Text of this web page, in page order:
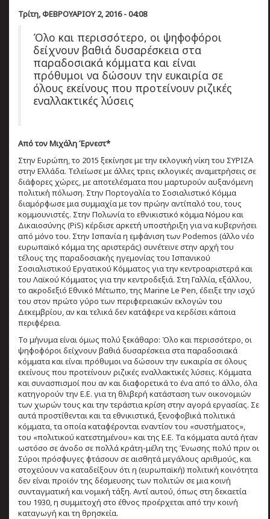
Τρίτη, ΦΕΒΡΟΥΑΡΙΟΥ 2, 2016 - 04:08
Όλο και περισσότερο, οι ψηφοφόροι
δείχνουν βαθιά δυσαρέσκεια στα
παραδοσιακά κόμματα και είναι
πρόθυμοι να δώσουν την ευκαιρία σε
όλους εκείνους που προτείνουν ριζικές
εναλλακτικές λύσεις
Από τον Μιχάλη Έρνεστ*
Στην Ευρώπη, το 2015 ξεκίνησε με την εκλογική νίκη του ΣΥΡΙΖΑ
στην Ελλάδα. Τελείωσε με άλλες τρεις εκλογικές αναμετρήσεις σε
διάφορες χώρες, με αποτελέσματα που μαρτυρούν αυξανόμενη
πολιτική πόλωση. Στην Πορτογαλία το Σοσιαλιστικό Κόμμα
διαμόρφωσε μια συμμαχία με τον πρώην αντίπαλό του, τους
κομμουνιστές. Στην Πολωνία το εθνικιστικό κόμμα Νόμου και
Δικαιοσύνης (PiS) κέρδισε αρκετή υποστήριξη για να κυβερνήσει
από μόνο του. Στην Ισπανία η εμφάνιση των Podemos (άλλο νέο
ευρωπαϊκό κόμμα της αριστεράς) συνέτεινε στην αρχή του
τέλους της παραδοσιακής ηγεμονίας του Ισπανικού
Σοσιαλιστικού Εργατικού Κόμματος για την κεντροαριστερά και
του Λαϊκού Κόμματος για την κεντροδεξιά. Στη Γαλλία, εξάλλου,
το ακροδεξιό Εθνικό Μέτωπο, της Marine Le Pen, έδειξε την ισχύ
του στον πρώτο γύρο των περιφερειακών εκλογών του
Δεκεμβρίου, αν και τελικά δεν κατάφερε να κερδίσει κάποια
περιφέρεια.
Το μήνυμα είναι όμως πολύ ξεκάθαρο: Όλο και περισσότερο, οι
ψηφοφόροι δείχνουν βαθιά δυσαρέσκεια στα παραδοσιακά
κόμματα και είναι πρόθυμοι να δώσουν την ευκαιρία σε όλους
εκείνους που προτείνουν ριζικές εναλλακτικές λύσεις. Κόμματα
και συνασπισμοί που αν και διαφορετικά το ένα από το άλλο, όλα
κατηγορούν την Ε.Ε. για τη θλιβερή κατάσταση των οικονομιών
των χωρών τους και την τεράστια κρίση στην αγορά εργασίας. Σε
αυτά προστίθενται και τα εθνικιστικά, ξενοφοβικά πολιτικά
κόμματα, τα οποία καταφέρονται εναντίον του «συστήματος»,
του «πολιτικού κατεστημένου» και της Ε.Ε. Τα κόμματα αυτά ήταν
ωστόσο σε άνοδο σε πολλά κράτη-μέλη της Ένωσης πολύ πριν οι
Σύροι πρόσφυγες φτάσουν σε αισθητά μεγάλους αριθμούς, και
στοχεύουν να καταδείξουν ότι η (ευρωπαϊκή) πολιτική κοινότητα
δεν είναι προϊόν της δέσμευσης των πολιτών σε μια κοινή
συνταγματική και νομική τάξη. Αντί αυτού, όπως στη δεκαετία
του 1930, η συμμετοχή στο έθνος προέρχεται από την κοινή
καταγωγή και τη θρησκεία.